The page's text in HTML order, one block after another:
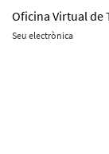
Oficina Virtual de
Seu electrònica